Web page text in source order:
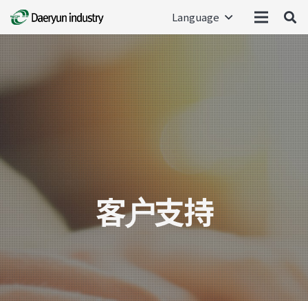
Language
客户支持